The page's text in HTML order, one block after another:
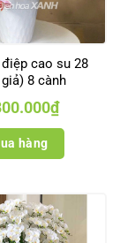
cao su 28
8 cành
₫
hàng